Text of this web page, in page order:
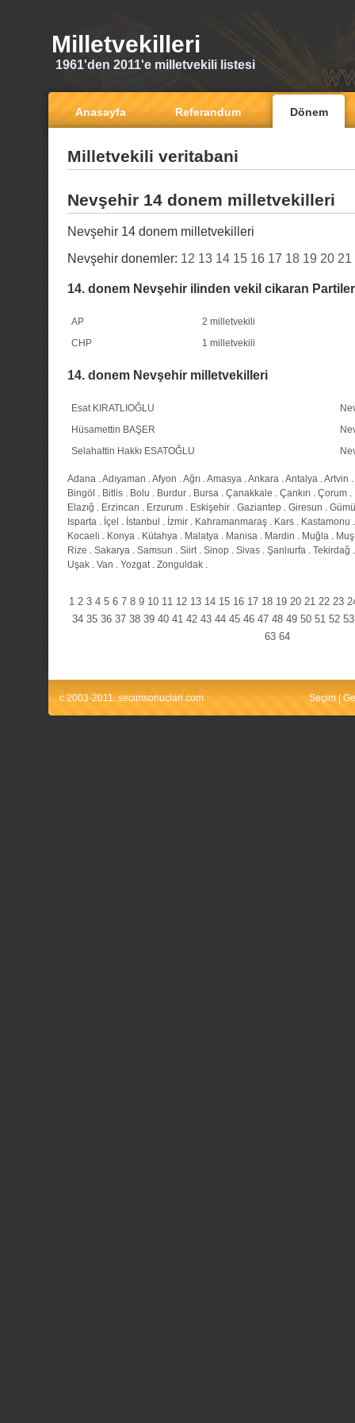
Milletvekilleri
1961'den 2011'e milletvekili listesi
Anasayfa Referandum Dönem
Milletvekili veritabani
Nevşehir 14 donem milletvekilleri
Nevşehir 14 donem milletvekilleri
Nevşehir donemler: 12 13 14 15 16 17 18 19 20 21
14. donem Nevşehir ilinden vekil cikaran Partiler
AP
2 milletvekili
CHP
1 milletvekili
14. donem Nevşehir milletvekilleri
Esat KIRATLIOĞLU
Hüsamettin BAŞER
Selahattin Hakkı ESATOĞLU
Adana .Adıyaman .Afyon .Ağrı .Amasya .Ankara .Antalya .Artvin .
Bingöl . Bitlis . Bolu . Burdur . Bursa . Çanakkale . Çankırı . Çorum .
Elazığ . Erzincan . Erzurum . Eskişehir . Gaziantep . Giresun .
Isparta . İçel . İstanbul . İzmir . Kahramanmaraş . Kars . Kastamonu
Kocaeli . Konya . Kütahya . Malatya . Manisa . Mardin . Muğla . Muş
Rize . Sakarya . Samsun . Siirt. Sinop . Sivas . Şanlıurfa . Tekirdağ
Uşak . Van . Yozgat. Zonguldak .
1 2 3 4 5 6 7 8 9 10 11 12 13 14 15 16 17 18 19 20 21 22 23
34 35 36 37 38 39 40 41 42 43 44 45 46 47 48 49 50 51 52 53
63 64
c 2003-2011. secimsonuclari.com Seçim